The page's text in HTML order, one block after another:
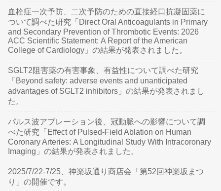
血栓症一次予防、二次予防のための直接経口抗凝固薬に
ついて調べた研究「Direct Oral Anticoagulants in Primary
and Secondary Prevention of Thrombotic Events: 2026
ACC Scientific Statement: A Report of the American
College of Cardiology」の結果が発表されました。
SGLT2阻害薬の有害事象、有益性について調べた研究
「Beyond safety: adverse events and unanticipated
advantages of SGLT2 inhibitors」の結果が発表されまし
た。
パルス波アブレーション後、冠動脈への影響について調
べた研究「Effect of Pulsed-Field Ablation on Human
Coronary Arteries: A Longitudinal Study With Intracoronary
Imaging」の結果が発表されました。
2025/7/22-7/25、神楽坂通り商店会「第52回神楽坂まつ
り」の開催です。